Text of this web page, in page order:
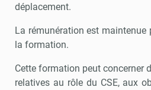
déplacement.
La rémunération est maintenue
la formation.
Cette formation peut concerner
relatives au rôle du CSE, aux